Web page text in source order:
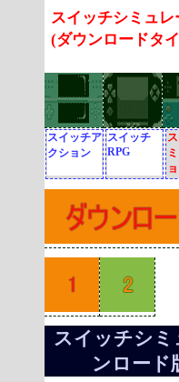
スイッチシミュ
(ダウンロードタ
スイッチア
クション
スイッチ
RPG
スイッチシ
ンロード